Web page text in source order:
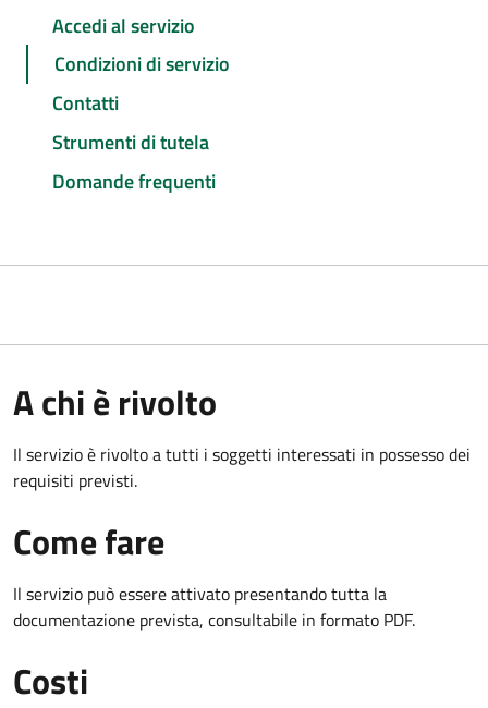
Accedi al servizio
Condizioni di servizio
Contatti
Strumenti di tutela
Domande frequenti
A chi è rivolto
Il servizio è rivolto a tutti i soggetti interessati in possesso dei
requisiti previsti.
Come fare
Il servizio può essere attivato presentando tutta la
documentazione prevista, consultabile in formato PDF.
Costi